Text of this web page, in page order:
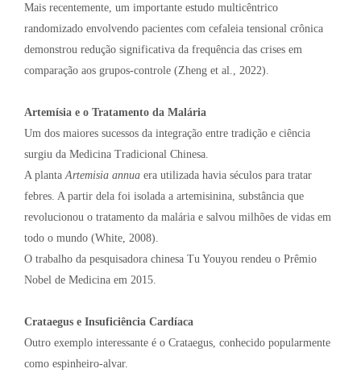
Mais recentemente, um importante estudo multicêntrico
randomizado envolvendo pacientes com cefaleia tensional crônica
demonstrou redução significativa da frequência das crises em
comparação aos grupos-controle (Zheng et al., 2022).
Artemísia e o Tratamento da Malária
Um dos maiores sucessos da integração entre tradição e ciência
surgiu da Medicina Tradicional Chinesa.
A planta Artemisia annua era utilizada havia séculos para tratar
febres. A partir dela foi isolada a artemisinina, substância que
revolucionou o tratamento da malária e salvou milhões de vidas em
todo o mundo (White, 2008).
O trabalho da pesquisadora chinesa Tu Youyou rendeu o Prêmio
Nobel de Medicina em 2015.
Crataegus e Insuficiência Cardíaca
Outro exemplo interessante é o Crataegus, conhecido popularmente
como espinheiro-alvar.